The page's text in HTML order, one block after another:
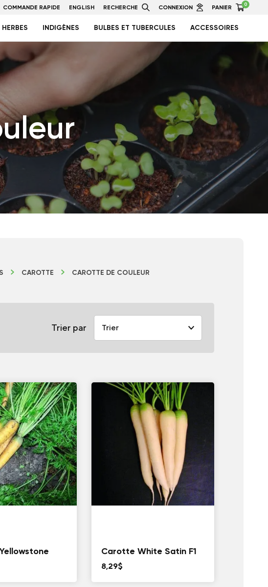
COMMANDE RAPIDE ENGLISH RECHERCHE CONNEXION PANIER 0
INDIGÈNES BULBES ET TUBERCULES ACCESSOIRES
CAROTTE CAROTTE DE COULEUR
Trier par
Carotte White Satin F1
8,29$